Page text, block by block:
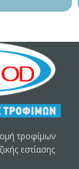
τροφίμων
εστίασης